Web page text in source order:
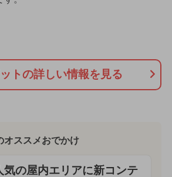
トの詳しい情報を見る
オススメおでかけ
気の屋内エリアに新コンテ